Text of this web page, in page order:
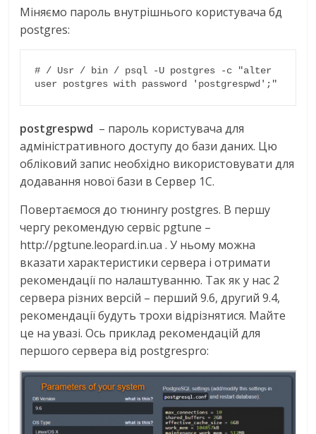
Міняємо пароль внутрішнього користувача бд
postgres:
# / Usr / bin / psql -U postgres -c "alter
user postgres with password 'postgrespwd';"
postgrespwd – пароль користувача для
адміністративного доступу до бази даних. Цю
обліковий запис необхідно використовувати для
додавання нової бази в Сервер 1С.
Повертаємося до тюнингу postgres. В першу
чергу рекомендую сервіс pgtune –
http://pgtune.leopard.in.ua . У ньому можна
вказати характеристики сервера і отримати
рекомендації по налаштуванню. Так як у нас 2
сервера різних версій – перший 9.6, другий 9.4,
рекомендації будуть трохи відрізнятися. Майте
це на увазі. Ось приклад рекомендацій для
першого сервера від postgrespro: